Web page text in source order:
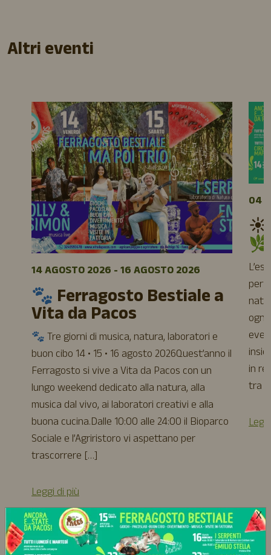
Altri eventi
14 AGOSTO 2026 - 16 AGOSTO 2026
🐾 Ferragosto Bestiale a
Vita da Pacos
🐾 Tre giorni di musica, natura, laboratori e
buon cibo 14 • 15 • 16 agosto 2026Quest’anno il
Ferragosto si vive a Vita da Pacos con un
lungo weekend dedicato alla natura, alla
musica dal vivo, ai laboratori creativi e alla
buona cucina.Dalle 10:00 alle 24:00 il Bioparco
Sociale e l’Agriristoro vi aspettano per
trascorrere […]
Leggi di più
04
☀️
🌿
in
tra
X